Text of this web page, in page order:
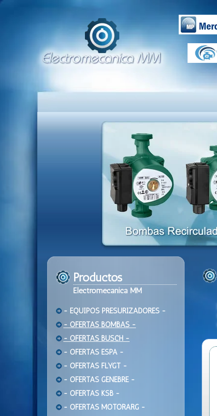
Productos
Electromecanica MM
- EQUIPOS PRESURIZADORES -
- OFERTAS BOMBAS -
- OFERTAS BUSCH -
- OFERTAS ESPA -
- OFERTAS FLYGT -
- OFERTAS GENEBRE -
- OFERTAS KSB -
- OFERTAS MOTORARG -